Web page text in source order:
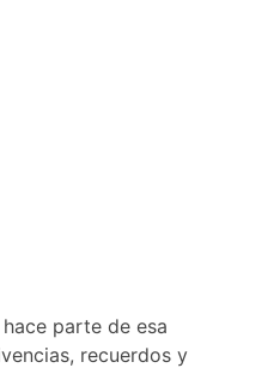
parte de esa
recuerdos y